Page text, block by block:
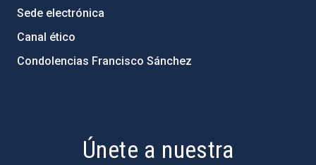
Sede electrónica
Canal ético
Condolencias Francisco Sánchez
Únete a nuestra